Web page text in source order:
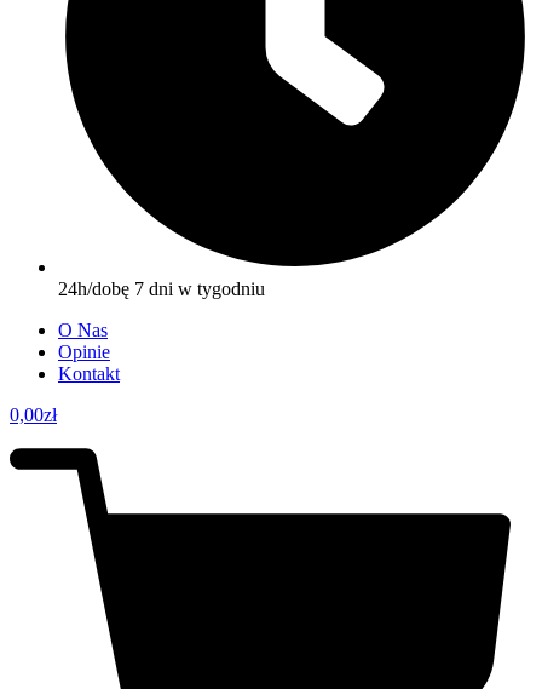
24h/dobę 7 dni w tygodniu
O Nas
Opinie
Kontakt
0,00zł